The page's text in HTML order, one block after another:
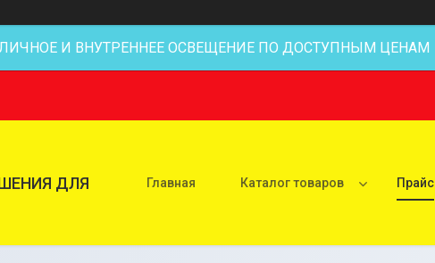
И ВНУТРЕННЕЕ ОСВЕЩЕНИЕ ПО ДОСТУПНЫМ ЦЕНАМ
ДЛЯ
Главная Каталог товаров Прайс